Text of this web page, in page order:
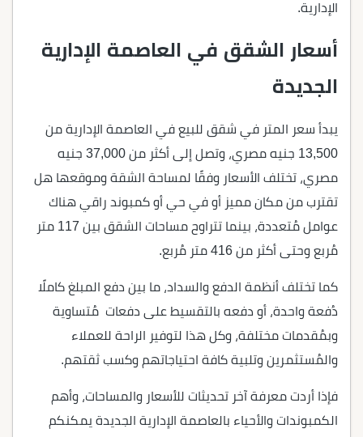
الإدارية.
أسعار الشقق في العاصمة الإدارية
الجديدة
يبدأ سعر المتر في شقق للبيع في العاصمة الإدارية من
13,500 جنيه مصري، وتصل إلى أكثر من 37,000 جنيه
مصري، تختلف الأسعار وفقًا لمساحة الشقة وموقعها هل
تقترب من مكان مميز أو في حي أو كمبوند راقي هناك
عوامل مُتعددة، بينما تتراوح مساحات الشقق بين 117 متر
مُربع وحتى أكثر من 416 متر مُربع.
كما تختلف أنظمة الدفع والسداد، ما بين دفع المبلغ كاملًا
دُفعة واحدة، أو دفعه بالتقسيط على دفعات مُتساوية
وبمُقدمات مختلفة، وكل هذا لتوفير الراحة للعملاء
والمُستثمرين وتلبية كافة احتياجاتهم وكسب ثقتهم.
فإذا أردت معرفة آخر تحديثات للأسعار والمساحات، وأهم
الكمبوندات والأحياء بالعاصمة الإدارية الجديدة يمكنكم